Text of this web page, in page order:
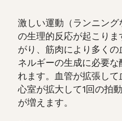
激しい運動（ランニン
の生理的反応が起こり
がり、筋肉により多く
ネルギーの生成に必要な
れます。血管が拡張し
心室が拡大して1回の拍
が増えます。